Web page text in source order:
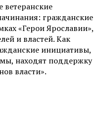
ветеранские
гражданские
«Герои Ярославии»,
и властей. Как
инициативы,
находят поддержку
власти».